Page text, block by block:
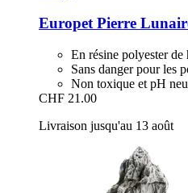
Europet Pierre
En résine polyester de
Sans danger pour les
Non toxique et pH
CHF 21.00
Livraison jusqu'au 13 août